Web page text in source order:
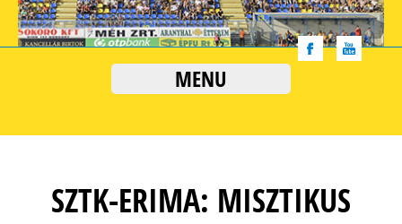
MENU
SZTK-ERIMA: MISZTIKUS